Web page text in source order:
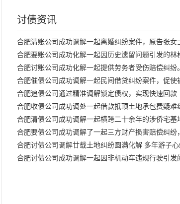
讨债资讯
合肥清账公司成功调解一起离婚纠纷案件，原告张
合肥要账公司成功化解一起因历史遗留问题引发的林
合肥讨账公司成功化解一起提供劳务者受伤赔偿纠
合肥催债公司成功调解一起民间借贷纠纷案件，促
合肥追债公司通过精准调解锁定债权，实现快速回款
合肥收债公司成功调处一起借款抵顶土地承包费疑难
合肥清债公司成功调解一起横跨二十余年的涉侨宅基
合肥要债公司成功调解了一起三方财产损害赔偿纠
合肥讨债公司调解廿载土地纠纷圆满化解 多年游子
合肥讨债公司成功调解一起因非机动车违规行驶引发